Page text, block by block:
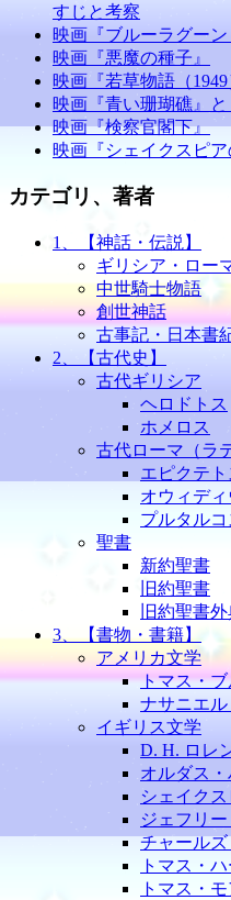
すじと考察
映画『ブルーラグーン
映画『悪魔の種子』
映画『若草物語（1949
映画『青い珊瑚礁』と
映画『検察官閣下』
映画『シェイクスピア
カテゴリ、著者
1、【神話・伝説】
ギリシア・ロー
中世騎士物語
創世神話
古事記・日本書
2、【古代史】
古代ギリシア
ヘロドトス
ホメロス
古代ローマ（ラ
エピクテト
オウィディ
プルタルコ
聖書
新約聖書
旧約聖書
旧約聖書
3、【書物・書籍】
アメリカ文学
トマス・
ナサニエ
イギリス文学
D. H. ロレ
オルダス
シェイク
ジェフリ
チャール
トマス・
トマス・モ